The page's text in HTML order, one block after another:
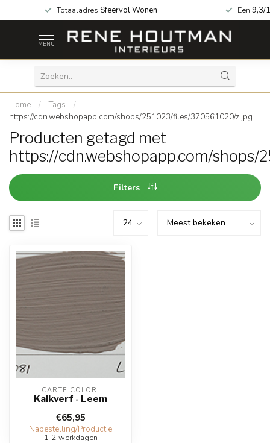
Totaaladres Sfeervol Wonen Een 9,3/
MENU
Home / Tags
/
https://cdn.webshopapp.com/shops/251023/files/370561020/z.jpg
Producten getagd met
https://cdn.webshopapp.com/
Filters
CARTE COLORI
Kalkverf - Leem
€65,95
Nabestelling/Productie
1-2 werkdagen